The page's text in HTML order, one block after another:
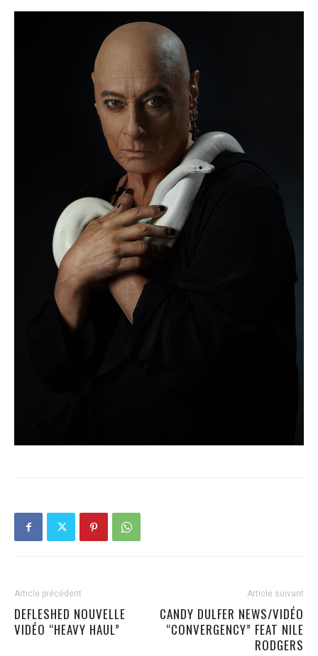
Article précédent
DEFLESHED NOUVELLE
VIDÉO “HEAVY HAUL”
Article suivant
CANDY DULFER NEWS/VIDÉO
“CONVERGENCY” FEAT NILE
RODGERS